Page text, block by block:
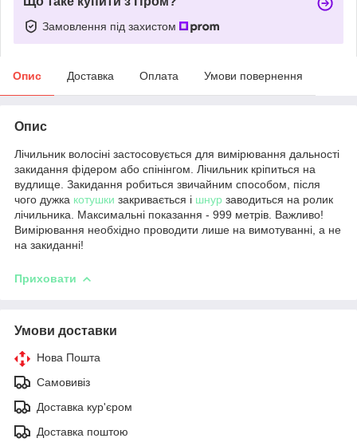
Замовлення під захистом
Опис Доставка Оплата Умови повернення
Опис
Лічильник волосіні застосовується для вимірювання дальності
закидання фідером або спінінгом. Лічильник кріпиться на
вудлище. Закидання робиться звичайним способом, після
чого дужка котушки закривається і шнур заводиться на ролик
лічильника. Максимальні показання - 999 метрів. Важливо!
Вимірювання необхідно проводити лише на вимотуванні, а не
на закиданні!
Приховати
Умови доставки
Нова Пошта
Самовивіз
Доставка кур'єром
Доставка поштою